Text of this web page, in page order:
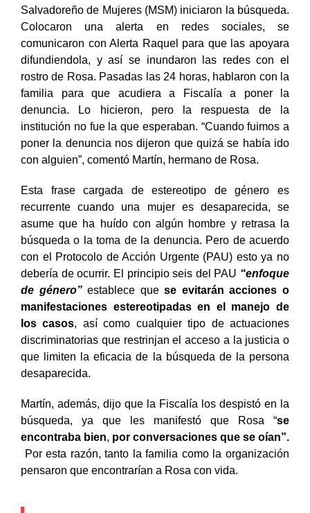
Salvadoreño de Mujeres (MSM) iniciaron la búsqueda.
Colocaron una alerta en redes sociales, se
comunicaron con Alerta Raquel para que las apoyara
difundiendola, y así se inundaron las redes con el
rostro de Rosa. Pasadas las 24 horas, hablaron con la
familia para que acudiera a Fiscalía a poner la
denuncia. Lo hicieron, pero la respuesta de la
institución no fue la que esperaban. “Cuando fuimos a
poner la denuncia nos dijeron que quizá se había ido
con alguien”, comentó Martín, hermano de Rosa.
Esta frase cargada de estereotipo de género es
recurrente cuando una mujer es desaparecida, se
asume que ha huído con algún hombre y retrasa la
búsqueda o la toma de la denuncia. Pero de acuerdo
con el Protocolo de Acción Urgente (PAU) esto ya no
debería de ocurrir. El principio seis del PAU “enfoque
de género”establece quese evitarán acciones o
manifestaciones estereotipadas en el manejo de
los casos, así como cualquier tipo de actuaciones
discriminatorias que restrinjan el acceso a la justicia o
que limiten la eficacia de la búsqueda de la persona
desaparecida.
Martín, además, dijo que la Fiscalía los despistó en la
búsqueda, ya que les manifestó que Rosa “se
encontraba bien, por conversaciones que se oían”.
Por esta razón, tanto la familia como la organización
pensaron que encontrarían a Rosa con vida.